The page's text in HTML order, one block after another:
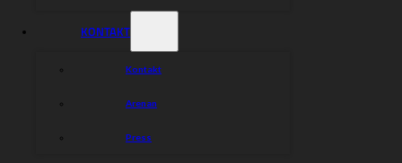
KONTAKT
Kontakt
Arenan
Press